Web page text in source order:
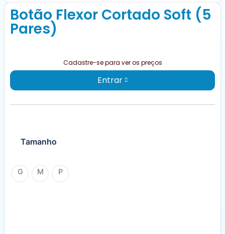
Botão Flexor Cortado Soft (5
Pares)
Cadastre-se para ver os preços
Entrar
Tamanho
G M P